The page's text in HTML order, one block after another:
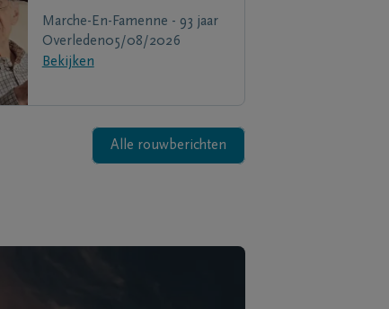
Marche-En-Famenne - 93 jaar
Overleden05/08/2026
Bekijken
Alle rouwberichten